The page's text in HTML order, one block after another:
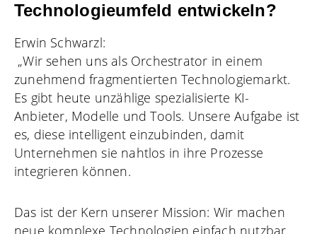
Technologieumfeld entwickeln?
Erwin Schwarzl:
„Wir sehen uns als Orchestrator in einem
zunehmend fragmentierten Technologiemarkt.
Es gibt heute unzählige spezialisierte KI-
Anbieter, Modelle und Tools. Unsere Aufgabe ist
es, diese intelligent einzubinden, damit
Unternehmen sie nahtlos in ihre Prozesse
integrieren können.
Das ist der Kern unserer Mission: Wir machen
neue komplexe Technologien einfach nutzbar.